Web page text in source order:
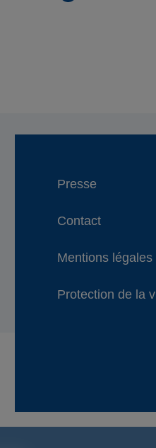
Presse
Contact
Mentions légales
Protection de la